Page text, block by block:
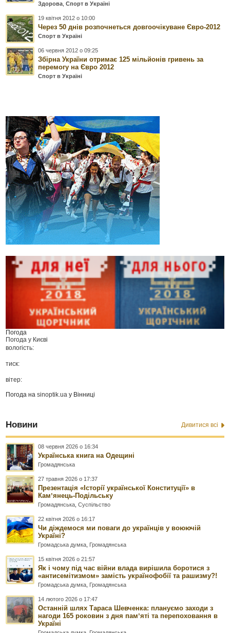
Здорова,Спорт в Україні
19 квітня 2012 о 10:00
Через 50 днів розпочнеться довгоочікуване Євро-2012
Спорт в Україні
06 червня 2012 о 09:25
Збірна України отримає 125 мільйонів гривень за
перемогу на Євро 2012
Спорт в Україні
Погода
Погода у Києві
вологість:
тиск:
вітер:
Погода наsinoptik.ua у Вінниці
Новини Дивитися всі
08 червня 2026 о 16:34
Українська книга на Одещині
Громадянська
27 травня 2026 о 17:37
Презентація «Історії української Конституції» в
Камʼянець-Подільську
Громадянська ,Суспільство
22 квітня 2026 о 16:17
Чи діждемося ми поваги до українців у воюючій
Україні?
Громадська думка Громадянська
15 квітня 2026 о 21:57
Як і чому під час війни влада вирішила боротися з
«антисемітизмом» замість українофобії та рашизму?!
Громадська думка Громадянська
14 лютого 2026 о 17:47
Останній шлях Тараса Шевченка: плануємо заходи з
нагоди 165 роковин з дня памʼяті та перепоховання в
Україні